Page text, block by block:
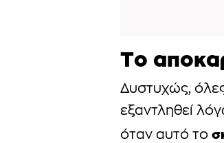
Το
Δυστυχώς,
εξαντληθεί
όταν αυτό το